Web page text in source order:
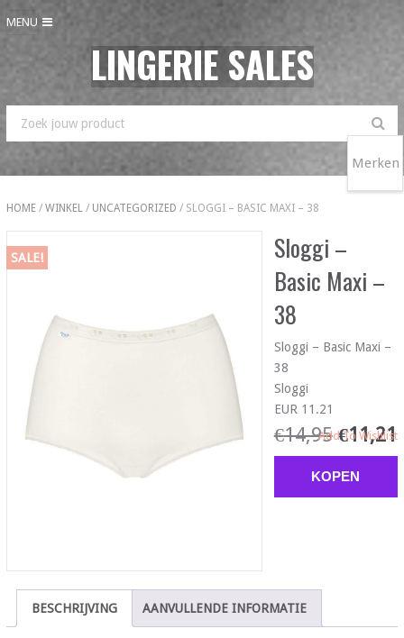
MENU
LINGERIE SALES
HOME/ WINKEL/ UNCATEGORIZED / SLOGGI – BASIC MAXI – 38
SALE!
Sloggi –
Basic Maxi –
38
Sloggi – Basic Maxi –
38
Sloggi
EUR 11.21
€14,95 €11,21
KOPEN
Add To Wishlist
BESCHRIJVING AANVULLENDE INFORMATIE
Merken